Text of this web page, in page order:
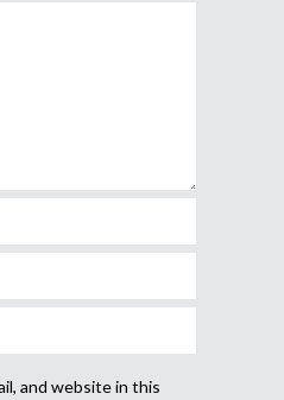
and website in this